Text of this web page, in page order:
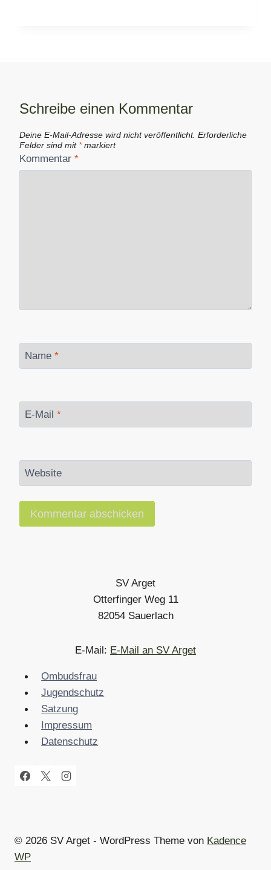
Schreibe einen Kommentar
Deine E-Mail-Adresse wird nicht veröffentlicht. Erforderliche
Felder sind mit *markiert
Kommentar *
Name *
E-Mail *
Website
SV Arget
Otterfinger Weg 11
82054 Sauerlach
E-Mail: E-Mail an SV Arget
Ombudsfrau
Jugendschutz
Satzung
Impressum
Datenschutz
© 2026 SV Arget - WordPress Theme von Kadence
WP